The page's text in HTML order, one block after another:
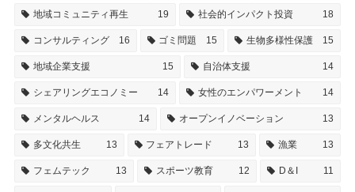
地域コミュニティ再生 19 社会的インパクト投資 18
コンサルティング 16 ゴミ問題 15 生物多様性保護 15
地域企業支援 15 自治体支援 14
シェアリングエコノミー 14 女性のエンパワーメント 14
メンタルヘルス 14 オープンイノベーション 13
多文化共生 13 フェアトレード 13 漁業 13
フェムテック 13 スポーツ教育 12 D＆I 11